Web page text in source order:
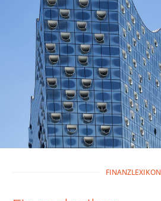
FINANZLEXIKON